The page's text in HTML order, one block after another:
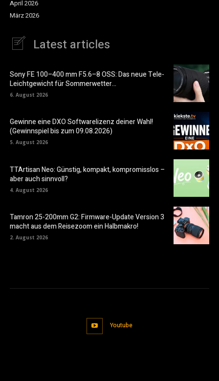
April 2026
März 2026
Latest articles
Sony FE 100–400 mm F5.6–8 OSS: Das neue Tele-
Leichtgewicht für Sommerwetter…
6. August 2026
Gewinne eine DXO Softwarelizenz deiner Wahl!
(Gewinnspiel bis zum 09.08.2026)
5. August 2026
TTArtisan Neo: Günstig, kompakt, kompromisslos –
aber auch sinnvoll?
4. August 2026
Tamron 25-200mm G2: Firmware-Update Version 3
macht aus dem Reisezoom ein Halbmakro!
2. August 2026
Youtube